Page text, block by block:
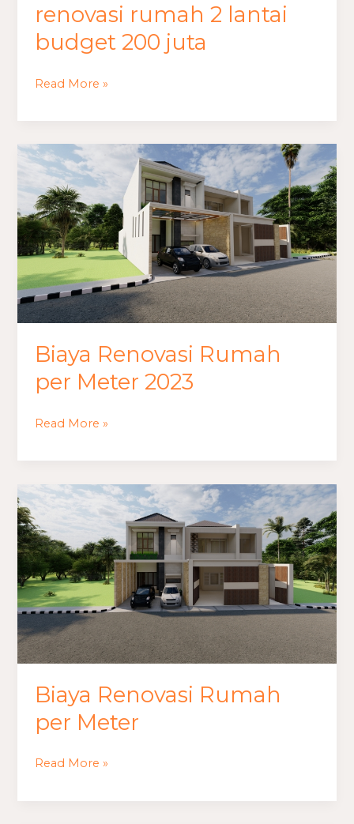
renovasi rumah 2 lantai
budget 200 juta
renovasi
rumah
2
Read More »
Biaya Renovasi Rumah
per Meter 2023
Biaya
Renovasi
Rumah
per
Meter
2023
Read More »
Biaya Renovasi Rumah
per Meter
Biaya
Renovasi
Rumah
per
Meter
Read More »